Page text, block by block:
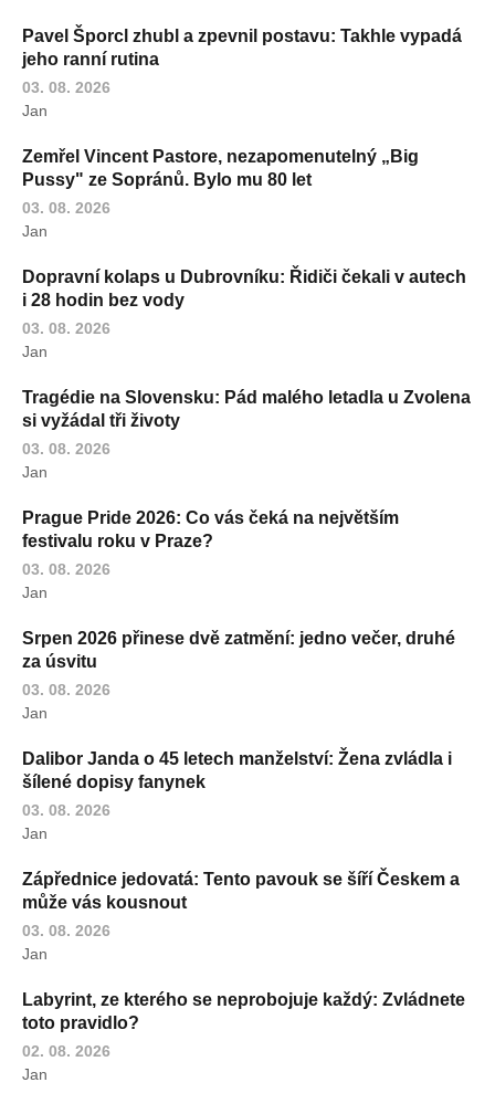
Pavel Šporcl zhubl a zpevnil postavu: Takhle vypadá
jeho ranní rutina
03. 08. 2026
Jan
Zemřel Vincent Pastore, nezapomenutelný „Big
Pussy" ze Sopránů. Bylo mu 80 let
03. 08. 2026
Jan
Dopravní kolaps u Dubrovníku: Řidiči čekali v autech
i 28 hodin bez vody
03. 08. 2026
Jan
Tragédie na Slovensku: Pád malého letadla u Zvolena
si vyžádal tři životy
03. 08. 2026
Jan
Prague Pride 2026: Co vás čeká na největším
festivalu roku v Praze?
03. 08. 2026
Jan
Srpen 2026 přinese dvě zatmění: jedno večer, druhé
za úsvitu
03. 08. 2026
Jan
Dalibor Janda o 45 letech manželství: Žena zvládla i
šílené dopisy fanynek
03. 08. 2026
Jan
Zápřednice jedovatá: Tento pavouk se šíří Českem a
může vás kousnout
03. 08. 2026
Jan
Labyrint, ze kterého se neprobojuje každý: Zvládnete
toto pravidlo?
02. 08. 2026
Jan